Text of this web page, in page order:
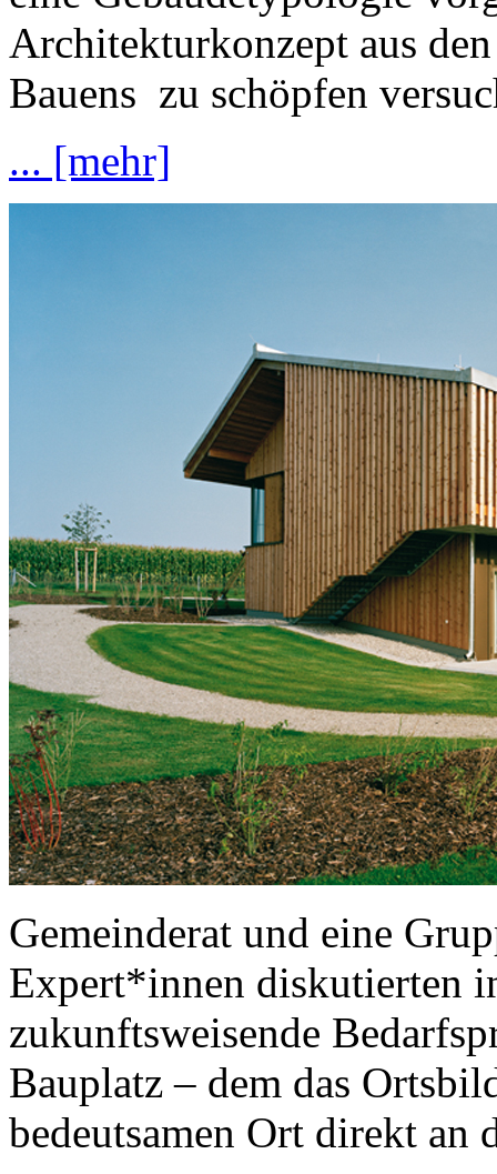
Architekturkonzept aus
Bauens zu schöpfen
... [mehr]
Gemeinderat und eine
Expert*innen diskutierten
zukunftsweisende
Bauplatz – dem das
bedeutsamen Ort direkt an